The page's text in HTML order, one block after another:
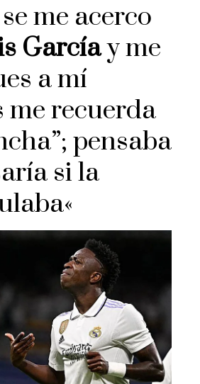
me acerco
Garcíay me
a mí
me recuerda
pensaba
si la